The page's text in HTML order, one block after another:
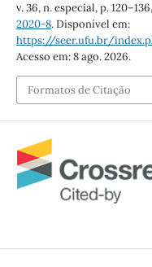
v. 36, n. especial, p.
2020-8. Disponível em:
https://seer.ufu.br/
Acesso em: 8 ago. 2026.
Formatos de Citação